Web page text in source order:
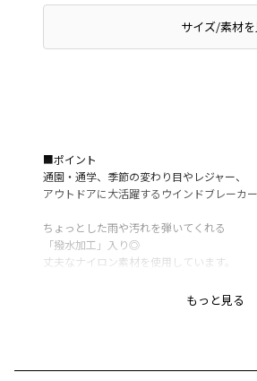
サイズ/素材を
■ポイント
通園・通学、季節の変わり目やレジャー、
アウトドアに大活躍するウインドブレーカー
ちょっとした雨や汚れを弾いてくれる
「撥水加工」入り◎
丈夫なナイロン素材を使用しています。
フードを出したくないときはしまえる収納付
もっと見る